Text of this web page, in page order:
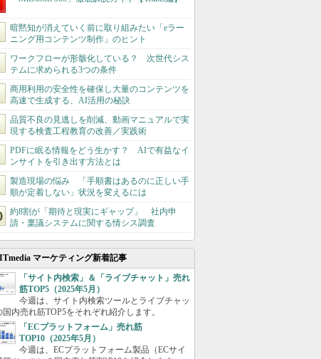
暗黙知が消えていく前に取り組みたい「eラー
ニング用コンテンツ制作」のヒント
ワークフローが形骸化している？ 次世代シス
テムに求められる3つの条件
商用利用の安全性を確保し大量のコンテンツを
高速で生成する、AI活用の秘訣
品質不良の見逃しを削減、動画マニュアルで実
現する検査工程教育の改善／実践術
PDFに眠る情報をどう生かす？ AIで有益なイ
ンサイトを引き出す方法とは
製造現場の悩み 「手順書はあるのに正しい手
順が定着しない」状況を変えるには
約8割が「期待と現実にギャップ」 社内申
請・稟議システムに関する情シス調査
ITmedia マーケティング新着記事
「サイト内検索」＆「ライブチャット」売れ
筋TOP5（2025年5月）
今週は、サイト内検索ツールとライブチャッ
国内売れ筋TOP5をそれぞれ紹介します。
「ECプラットフォーム」売れ筋
TOP10（2025年5月）
今週は、ECプラットフォーム製品（ECサイ